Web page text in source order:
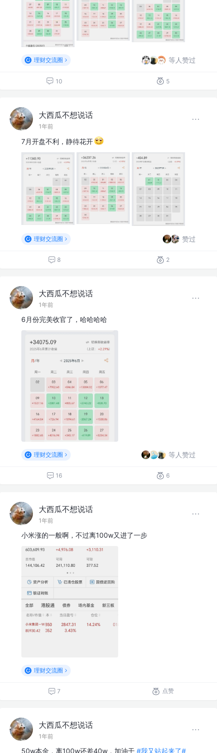
理财交流圈 等人赞过
10 5
大西瓜不想说话
1年前
7月开盘不利，静待花开
理财交流圈 赞过
8 2
大西瓜不想说话
1年前
6月份完美收官了，哈哈哈哈
理财交流圈 等人赞过
16 6
大西瓜不想说话
1年前
小米涨的一般啊，不过离100w又进了一步
理财交流圈
7 点赞
大西瓜不想说话
1年前
50w本金，离100w还差40w，加油干 #我又站起来了#